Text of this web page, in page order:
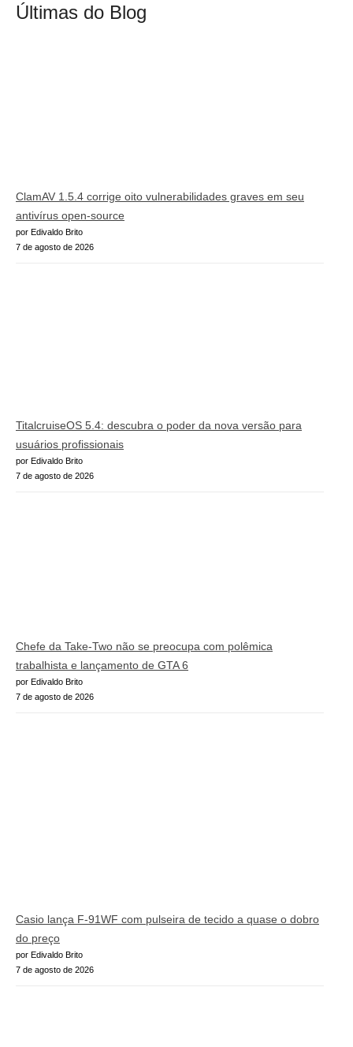
Últimas do Blog
ClamAV 1.5.4 corrige oito vulnerabilidades graves em seu
antivírus open-source
por Edivaldo Brito
7 de agosto de 2026
TitalcruiseOS 5.4: descubra o poder da nova versão para
usuários profissionais
por Edivaldo Brito
7 de agosto de 2026
Chefe da Take-Two não se preocupa com polêmica
trabalhista e lançamento de GTA 6
por Edivaldo Brito
7 de agosto de 2026
Casio lança F-91WF com pulseira de tecido a quase o dobro
do preço
por Edivaldo Brito
7 de agosto de 2026